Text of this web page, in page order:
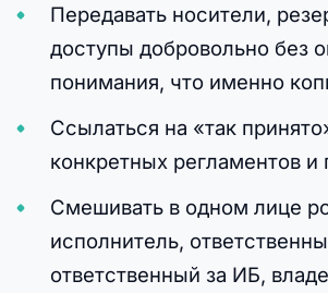
Передавать носители,
доступы добровольно без
понимания, что именно
Ссылаться на «так
конкретных регламентов
Смешивать в одном лице
исполнитель,
ответственный за ИБ,